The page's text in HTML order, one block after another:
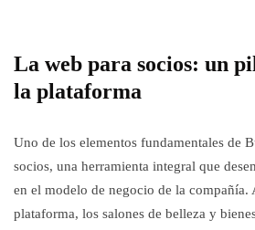
La web para socios: un
la plataforma
Uno de los elementos fundamentales de
socios, una herramienta integral que
en el modelo de negocio de la compañía.
plataforma, los salones de belleza y